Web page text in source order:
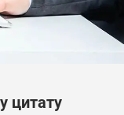
цитату